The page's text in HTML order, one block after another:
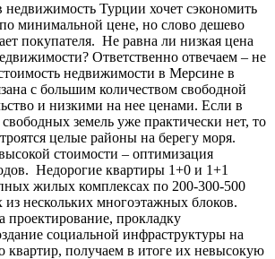
Турции хочет сэкономить
минимальной цене, но слово дешево
покупателя. Не равна ли низкая цена
Ответственно отвечаем – не
недвижимости в Мерсине в
с большим количеством свободной
и низкими на нее ценами. Если в
земель уже практически нет, то
целые районы на берегу моря.
стоимости – оптимизация
Недорогие квартиры 1+0 и 1+1
жилых комплексах по 200-300-500
из нескольких многоэтажных блоков.
проектирование, прокладку
социальной инфраструктуры на
квартир, получаем в итоге их невысокую